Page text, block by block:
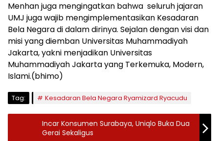
Menhan juga mengingatkan bahwa seluruh jajaran
UMJ juga wajib mengimplementasikan Kesadaran
Bela Negara di dalam dirinya. Sejalan dengan visi dan
misi yang diemban Universitas Muhammadiyah
Jakarta, yakni menjadikan Universitas
Muhammadiyah Jakarta yang Terkemuka, Modern,
Islami.(bhimo)
Tag: Kesadaran Bela Negara Ryamizard Ryacudu
Incar Konsumen Surabaya, Uniqlo Buka Dua
Gerai Sekaligus